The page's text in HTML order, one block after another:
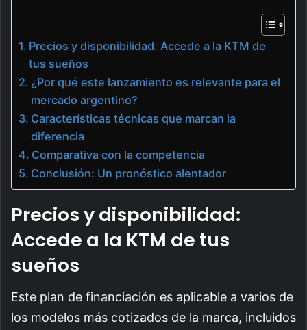
Precios y disponibilidad: Accede a la KTM de
tus sueños
¿Por qué este lanzamiento es relevante para el
mercado argentino?
Características técnicas que marcan la
diferencia
Comparativa con la competencia
Conclusión: Un pronóstico alentador
Precios y disponibilidad:
Accede a la KTM de tus
sueños
Este plan de financiación es aplicable a varios de
los modelos más cotizados de la marca, incluidos